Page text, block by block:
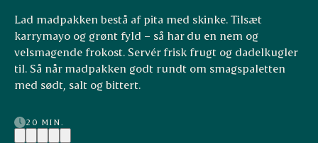
Lad madpakken bestå af pita med skinke. Tilsæt
karrymayo og grønt fyld – så har du en nem og
velsmagende frokost. Servér frisk frugt og dadelkugler
til. Så når madpakken godt rundt om smagspaletten
med sødt, salt og bittert.
20 MIN.